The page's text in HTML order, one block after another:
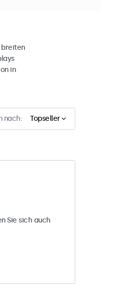
breiten
in
nach: Topseller
Sie sich auch